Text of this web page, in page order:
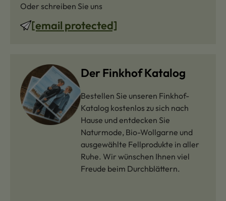
Oder schreiben Sie uns
[email protected]
Der Finkhof Katalog
Bestellen Sie unseren Finkhof-
Katalog kostenlos zu sich nach
Hause und entdecken Sie
Naturmode, Bio-Wollgarne und
ausgewählte Fellprodukte in aller
Ruhe. Wir wünschen Ihnen viel
Freude beim Durchblättern.